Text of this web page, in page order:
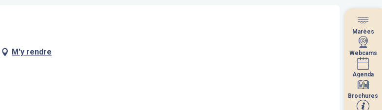
Marées
Webcams
Agenda
Brochures
M'y rendre